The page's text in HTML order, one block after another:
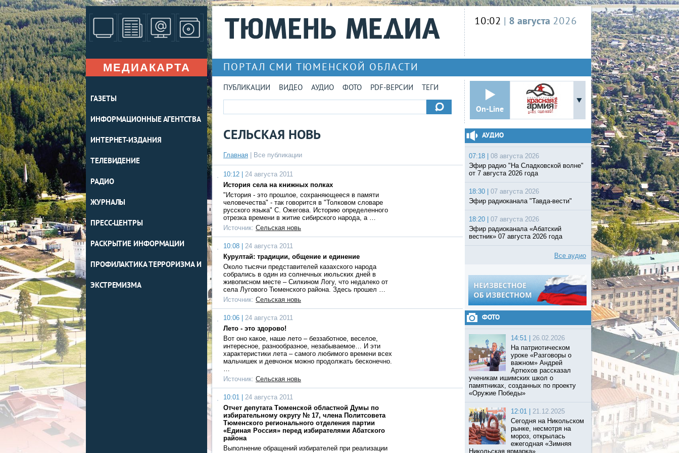
МЕДИАКАРТА
ГАЗЕТЫ
ИНФОРМАЦИОННЫЕ АГЕНТСТВА
ИНТЕРНЕТ-ИЗДАНИЯ
ТЕЛЕВИДЕНИЕ
РАДИО
ЖУРНАЛЫ
ПРЕСС-ЦЕНТРЫ
РАСКРЫТИЕ ИНФОРМАЦИИ
ПРОФИЛАКТИКА ТЕРРОРИЗМА И
ЭКСТРЕМИЗМА
10:02 | 8 августа 2026
ПОРТАЛ СМИ ТЮМЕНСКОЙ ОБЛАСТИ
ПУБЛИКАЦИИ ВИДЕО АУДИО ФОТО PDF-ВЕРСИИ ТЕГИ
On-Line
СЕЛЬСКАЯ НОВЬ
Главная Все публикации
10:12 |
24 августа 2011
История села на книжных полках
"История - это прошлое, сохраняющееся в памяти
человечества" - так говорится в "Толковом словаре
русского языка" С. Ожегова. Историю определенного
отрезка времени в житие сибирского народа, а …
Источник: Сельская новь
10:08 |
24 августа 2011
Курултай: традиции, общение и единение
Около тысячи представителей казахского народа
собрались в один из солнечных июльских дней в
живописном месте – Силкином Логу, что недалеко от
села Лугового Тюменского района. Здесь прошел …
Источник: Сельская новь
10:06 |
24 августа 2011
Лето - это здорово!
Вот оно какое, наше лето – беззаботное, веселое,
интересное, разнообразное, незабываемое… И эти
характеристики лета – самого любимого времени всех
мальчишек и девчонок можно продолжать бесконечно.
…
Источник: Сельская новь
10:01 |
24 августа 2011
Отчет депутата Тюменской областной Думы по
избирательному округу № 17, члена Политсовета
Тюменского регионального отделения партии
«Единая Россия» перед избирателями Абатского
района
Выполнение обращений избирателей при реализации
АУДИО
07:18 |
08 августа 2026
Эфир радио "На Сладковской волне"
от 7 августа 2026 года
18:30 |
07 августа 2026
Эфир радиоканала "Тавда-вести"
18:20 |
07 августа 2026
Эфир радиоканала «Абатский
вестник» 07 августа 2026 года
Все аудио
ФОТО
14:51 |
26.02.2026
На патриотическом
уроке «Разговоры о
важном» Андрей
Артюхов рассказал
ученикам ишимских школ о
памятниках, созданных по проекту
«Оружие Победы»
12:01 |
21.12.2025
Сегодня на Никольском
рынке, несмотря на
мороз, открылась
ежегодная «Зимняя
Никольская ярмарка».